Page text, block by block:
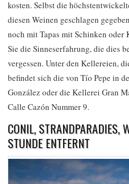
kosten. Selbst die
diesen Weinen geschlagen
noch mit Tapas mit Schinken oder
Sie die Sinneserfahrung, die dies
vergessen. Unter den Kellereien,
befindet sich die von Tío Pepe in
González oder die Kellerei Gran
Calle Cazón Nummer 9.
CONIL, STRANDPARADIES,
STUNDE ENTFERNT